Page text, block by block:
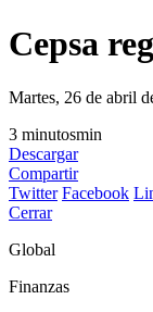
Cepsa
Martes, 26 de abril
3 minutosmin
Descargar
Compartir
Twitter Facebook
Cerrar
Global
Finanzas